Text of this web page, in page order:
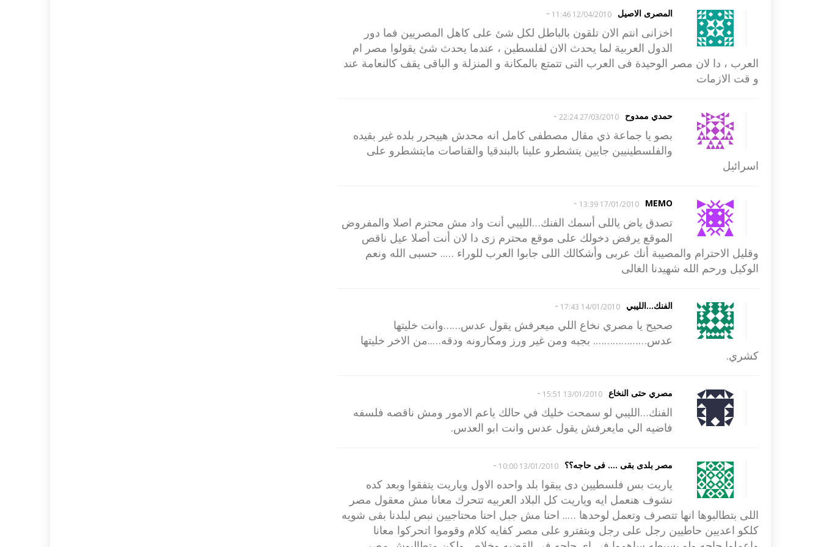
المصرى الاصيل 12/04/2010 11:46
-
اخزانى انتم الان تلقون بالباطل لكل شئ على كاهل المصريين فما دور
الدول العربية لما يحدث الان لفلسطين ، عندما يحدث شئ يقولوا مصر ام
العرب ، دا لان مصر الوحيدة فى العرب التى تتمتع بالمكانة و المنزلة و الباقى يقف كالنعامة عند
و قت الازمات
حمدي ممدوح 27/03/2010 22:24
-
بصو يا جماعة ذي مقال مصطفى كامل انه محدش هييحرر بلده غير بقيده
والفلسطينيين جايين يتشطرو علينا بالبندقيا والقناصات مايتشطرو على
اسرائيل
MEMO
17/01/2010 13:39
-
تصدق ياض ياللى أسمك الفنك…الليبي أنت واد مش محترم اصلا والمفروض
الموقع يرفض دخولك على موقع محترم زى دا لان أنت أصلا عيل ناقص
وقليل الاحترام والمصيبة أنك عربى وأشكالك اللى جابوا العرب للوراء ….. حسبى الله ونعم
الوكيل ورحم الله شهيدنا الغالى
الفنك...الليبي 14/01/2010 17:43
-
صحيح يا مصري نخاع اللي ميعرفش يقول عدس……وانت خليتها
عدس………………. بجبه ومن غير ورز ومكارونه ودقه…..من الاخر خليتها
كشري.
مصري حتى النخاع 13/01/2010 15:51
-
الفنك…الليبي لو سمحت خليك في حالك ياعم الامور ومش ناقصه فلسفه
فاضيه الي مايعرفش يقول عدس وانت ابو العدس.
مصر بلدى بقى .... فى حاجه؟؟ 13/01/2010 10:00
-
ياريت بس فلسطيين دى يبقوا بلد واحده الاول وياريت يتفقوا وبعد كده
نشوف هنعمل ايه وياريت كل البلاد العربيه تتحرك معانا مش معقول مصر
اللى بتطالبوها انها تتصرف وتعمل لوحدها ….. احنا مش جبل احنا محتاجيين نبص لبلدنا بقى شويه
كلكو اعديين حاطيين رجل على رجل وبتفترو على مصر كفايه كلام وقوموا اتحركوا معانا